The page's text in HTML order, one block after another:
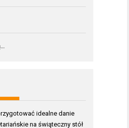
idealne danie
na świąteczny stół